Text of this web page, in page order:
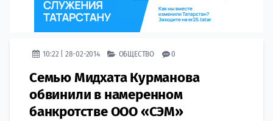
10:22 | 28-02-2014 ОБЩЕСТВО 0
Семью Мидхата Курманова
обвинили в намеренном
банкротстве ООО «СЭМ»